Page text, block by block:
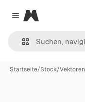
Close menu
Magnific
Startseite/Stock/Vektoren